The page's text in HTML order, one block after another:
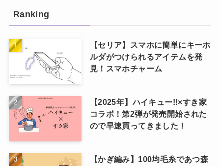
Ranking
【セリア】スマホに簡単にキーホ
ルダがつけられるアイテムを発
見！スマホチャーム
【2025年】ハイキュー!!×すき家
コラボ！第2弾が発売開始された
ので早速買ってきました！
【かぎ編み】100均毛糸であつ森